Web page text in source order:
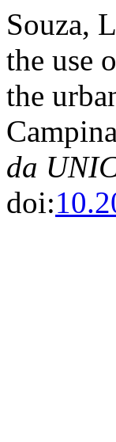
Souza,
the use
the
da
doi: